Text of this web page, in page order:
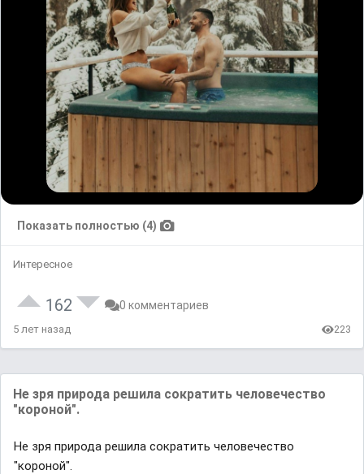
Показать полностью (4)
Интересное
162 0 комментариев
5 лет назад 223
Не зря природа решила сократить человечество
"короной".
Не зря природа решила сократить человечество
"короной".